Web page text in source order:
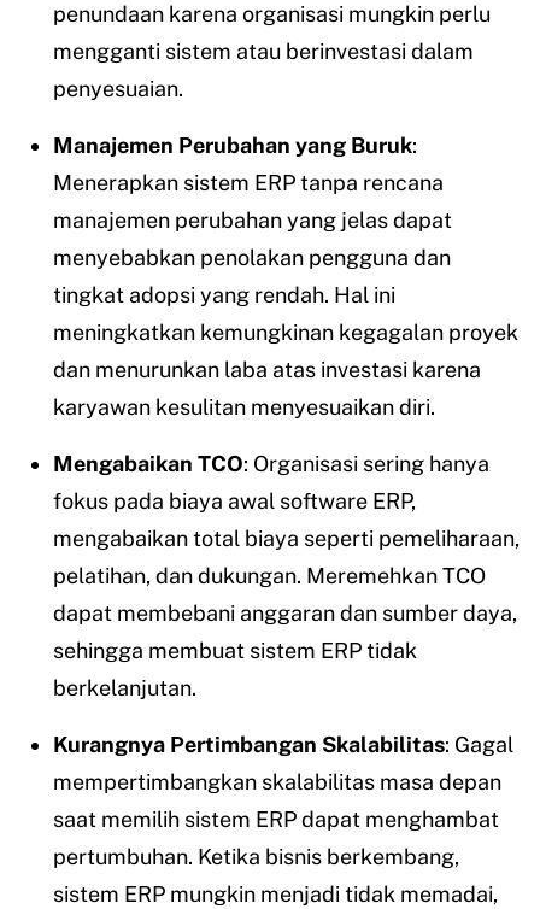
penundaan karena organisasi mungkin perlu
mengganti sistem atau berinvestasi dalam
penyesuaian.
Manajemen Perubahan yang Buruk:
Menerapkan sistem ERP tanpa rencana
manajemen perubahan yang jelas dapat
menyebabkan penolakan pengguna dan
tingkat adopsi yang rendah. Hal ini
meningkatkan kemungkinan kegagalan proyek
dan menurunkan laba atas investasi karena
karyawan kesulitan menyesuaikan diri.
Mengabaikan TCO: Organisasi sering hanya
fokus pada biaya awal software ERP,
mengabaikan total biaya seperti pemeliharaan,
pelatihan, dan dukungan. Meremehkan TCO
dapat membebani anggaran dan sumber daya,
sehingga membuat sistem ERP tidak
berkelanjutan.
Kurangnya Pertimbangan Skalabilitas: Gagal
mempertimbangkan skalabilitas masa depan
saat memilih sistem ERP dapat menghambat
pertumbuhan. Ketika bisnis berkembang,
sistem ERP mungkin menjadi tidak memadai,